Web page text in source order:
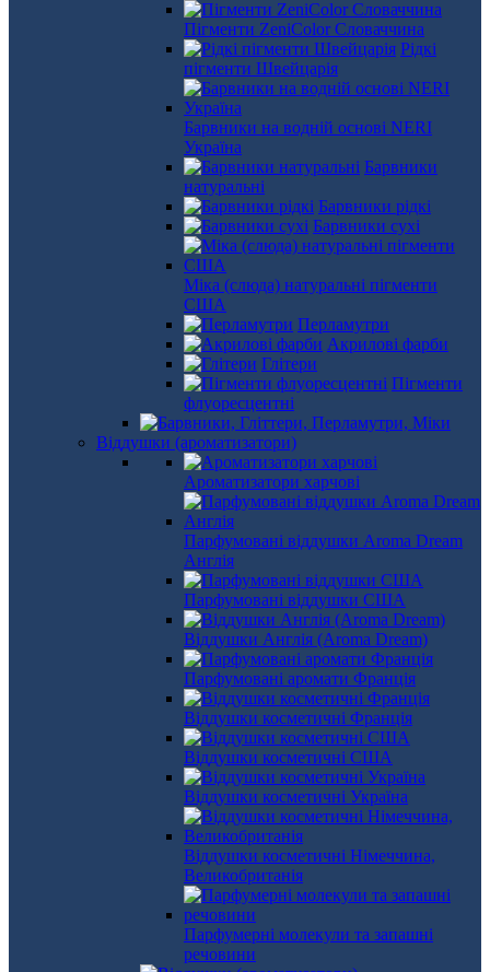
Пігменти ZeniColor Словаччина
Рідкі
пігменти Швейцарія
Барвники на водній основі NERI
Україна
Барвники
натуральні
Барвники рідкі
Барвники сухі
Міка (слюда) натуральні пігменти
США
Перламутри
Акрилові фарби
Глітери
Пігменти
флуоресцентні
Віддушки (ароматизатори)
Ароматизатори харчові
Парфумовані віддушки Aroma Dream
Англія
Парфумовані віддушки США
Віддушки Англія (Aroma Dream)
Парфумовані аромати Франція
Віддушки косметичні Франція
Віддушки косметичні США
Віддушки косметичні Україна
Віддушки косметичні Німеччина,
Великобританія
Парфумерні молекули та запашні
речовини